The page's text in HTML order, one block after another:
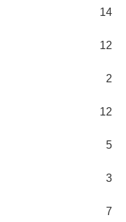
14
12
2
12
5
3
7